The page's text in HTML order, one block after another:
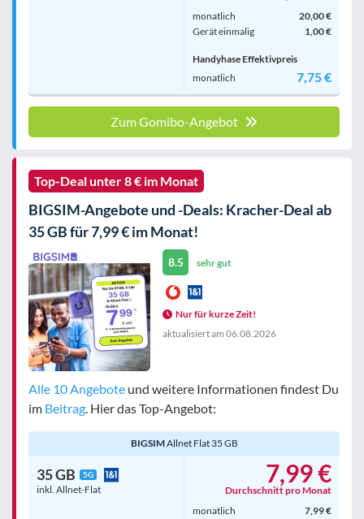
monatlich
20,00 €
Gerät einmalig
1,00 €
Handyhase Effektivpreis
monatlich
7,75 €
Zum Gomibo-Angebot
Top-Deal unter 8 € im Monat
BIGSIM-Angebote und -Deals: Kracher-Deal ab
35 GB für 7,99 € im Monat!
8.5 sehr gut
Nur für kurze Zeit!
aktualisiert am 06.08.2026
Alle 10 Angebote und weitere Informationen findest Du
im Beitrag. Hier das Top-Angebot:
BIGSIMAllnet Flat 35 GB
35 GB 5G
inkl. Allnet-Flat
7,99 €
Durchschnitt pro Monat
monatlich
7,99 €